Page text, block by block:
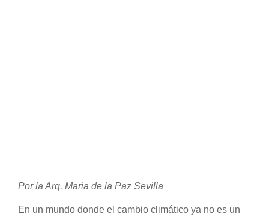
Por la Arq. Maria de la Paz Sevilla
En un mundo donde el cambio climático ya no es un